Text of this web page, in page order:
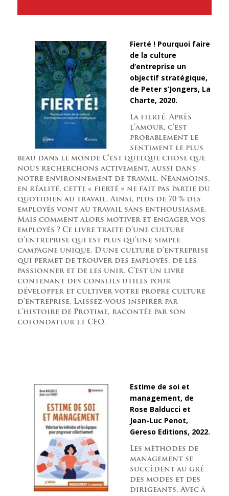
Fierté ! Pourquoi faire
de la culture
d’entreprise un
objectif stratégique,
de Peter s’Jongers, La
Charte, 2020.
La fierté. Après
l’amour, c’est
probablement le
sentiment le plus
beau dans le monde C’est quelque chose que
nous recherchons activement, aussi dans
notre environnement de travail. Néanmoins,
en réalité, cette « fierté » ne fait pas partie du
quotidien au travail. Ainsi, plus de 70 % des
employés vont au travail sans enthousiasme.
Mais comment alors motiver et engager vos
employés ? Ce livre traite d’une culture
d’entreprise qui est plus qu’une simple
campagne unique. D’une culture d’entreprise
qui permet de trouver des employés, de les
passionner et de les unir. C’est un livre
contenant des conseils utiles pour
développer et cultiver votre propre culture
d’entreprise. Laissez-vous inspirer par
l’histoire de Protime, racontée par son
cofondateur et CEO.
Estime de soi et
management, de
Rose Balducci et
Jean-Luc Penot,
Gereso Editions, 2022.
Les méthodes de
management se
succèdent au gré
des modes et des
dirigeants. Avec à